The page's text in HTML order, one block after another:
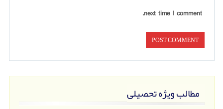
next time I comment.
مطالب ویژه تحصیلی